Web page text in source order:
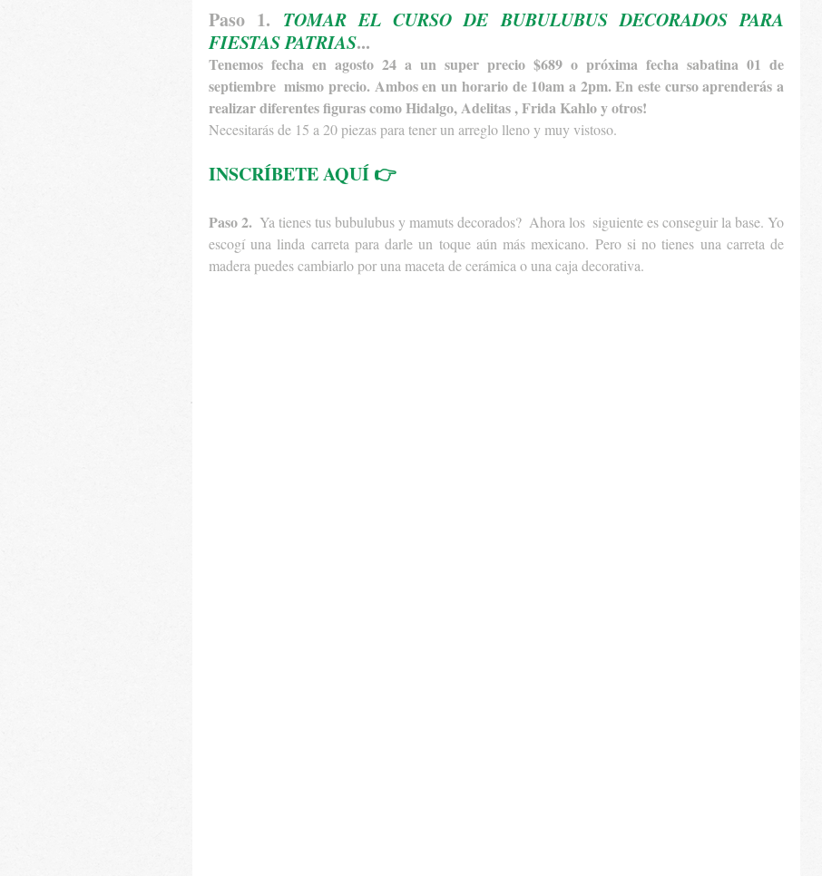
Paso 1. TOMAR EL CURSO DE BUBULUBUS DECORADOS PARA
FIESTAS PATRIAS...
Tenemos fecha en agosto 24 a un super precio $689 o próxima fecha sabatina 01 de
septiembre  mismo precio. Ambos en un horario de 10am a 2pm. En este curso aprenderás a
realizar diferentes figuras como Hidalgo, Adelitas , Frida Kahlo y otros!
Necesitarás de 15 a 20 piezas para tener un arreglo lleno y muy vistoso.
INSCRÍBETE AQUÍ 👉
Paso 2. Ya tienes tus bubulubus y mamuts decorados?  Ahora los  siguiente es conseguir la base. Yo
escogí una linda carreta para darle un toque aún más mexicano. Pero si no tienes una carreta de
madera puedes cambiarlo por una maceta de cerámica o una caja decorativa.